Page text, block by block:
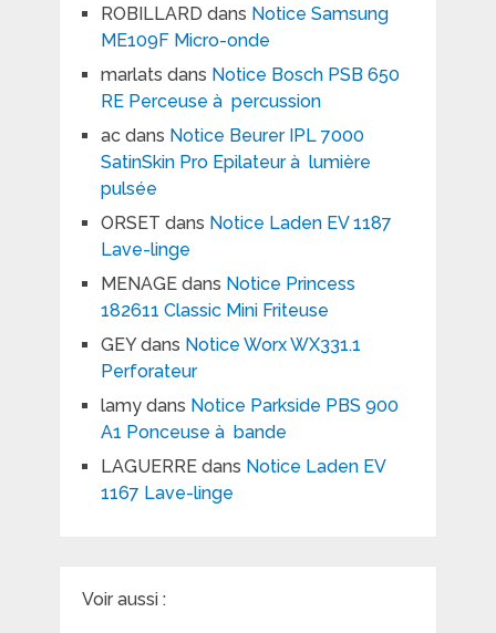
ROBILLARD dans Notice Samsung
ME109F Micro-onde
marlats dans Notice Bosch PSB 650
RE Perceuse à percussion
acdans Notice Beurer IPL 7000
SatinSkin Pro Epilateur à lumière
pulsée
ORSET dans Notice Laden EV 1187
Lave-linge
MENAGEdans Notice Princess
182611 Classic Mini Friteuse
GEYdans Notice Worx WX331.1
Perforateur
lamydans Notice Parkside PBS 900
A1 Ponceuse à bande
LAGUERREdans Notice Laden EV
1167 Lave-linge
Voir aussi :